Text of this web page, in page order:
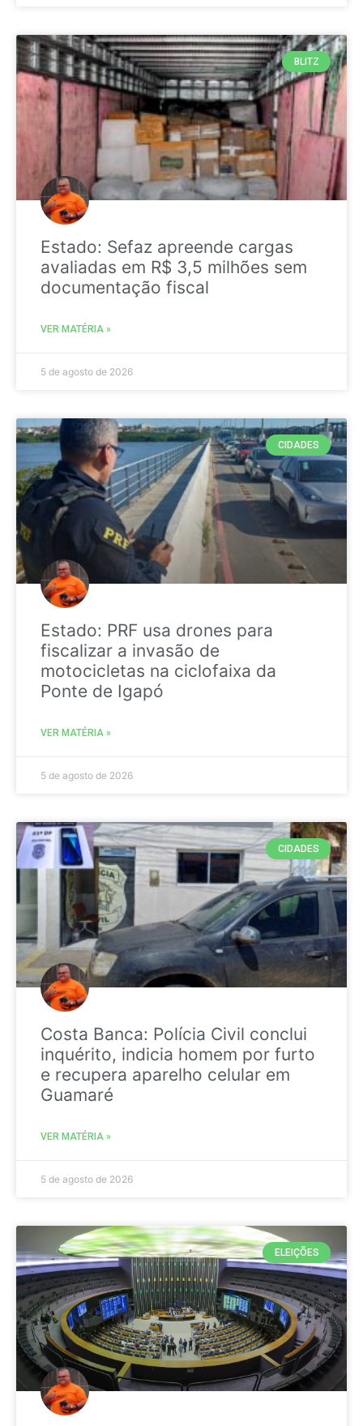
BLITZ
Estado: Sefaz apreende cargas
avaliadas em R$ 3,5 milhões sem
documentação fiscal
VER MATÉRIA »
5 de agosto de 2026
CIDADES
Estado: PRF usa drones para
fiscalizar a invasão de
motocicletas na ciclofaixa da
Ponte de Igapó
VER MATÉRIA »
5 de agosto de 2026
CIDADES
Costa Banca: Polícia Civil conclui
inquérito, indicia homem por furto
e recupera aparelho celular em
Guamaré
VER MATÉRIA »
5 de agosto de 2026
ELEIÇÕES